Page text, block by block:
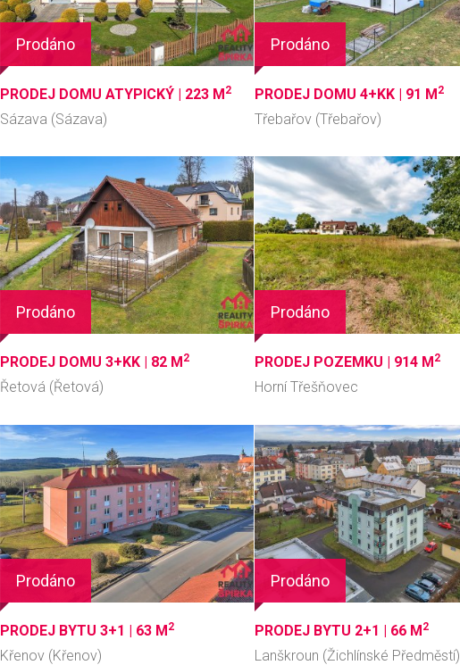
Prodáno
PRODEJ DOMU ATYPICKÝ | 223 M2
Sázava (Sázava)
Prodáno
PRODEJ DOMU 4+KK | 91 M2
Třebařov (Třebařov)
Prodáno
PRODEJ DOMU 3+KK | 82 M 2
Řetová (Řetová)
Prodáno
PRODEJ POZEMKU | 914 M 2
Horní Třešňovec
Prodáno
PRODEJ BYTU 3+1 | 63 M2
Křenov (Křenov)
Prodáno
PRODEJ BYTU 2+1 | 66 M2
Lanškroun (Žichlínské Předměstí)